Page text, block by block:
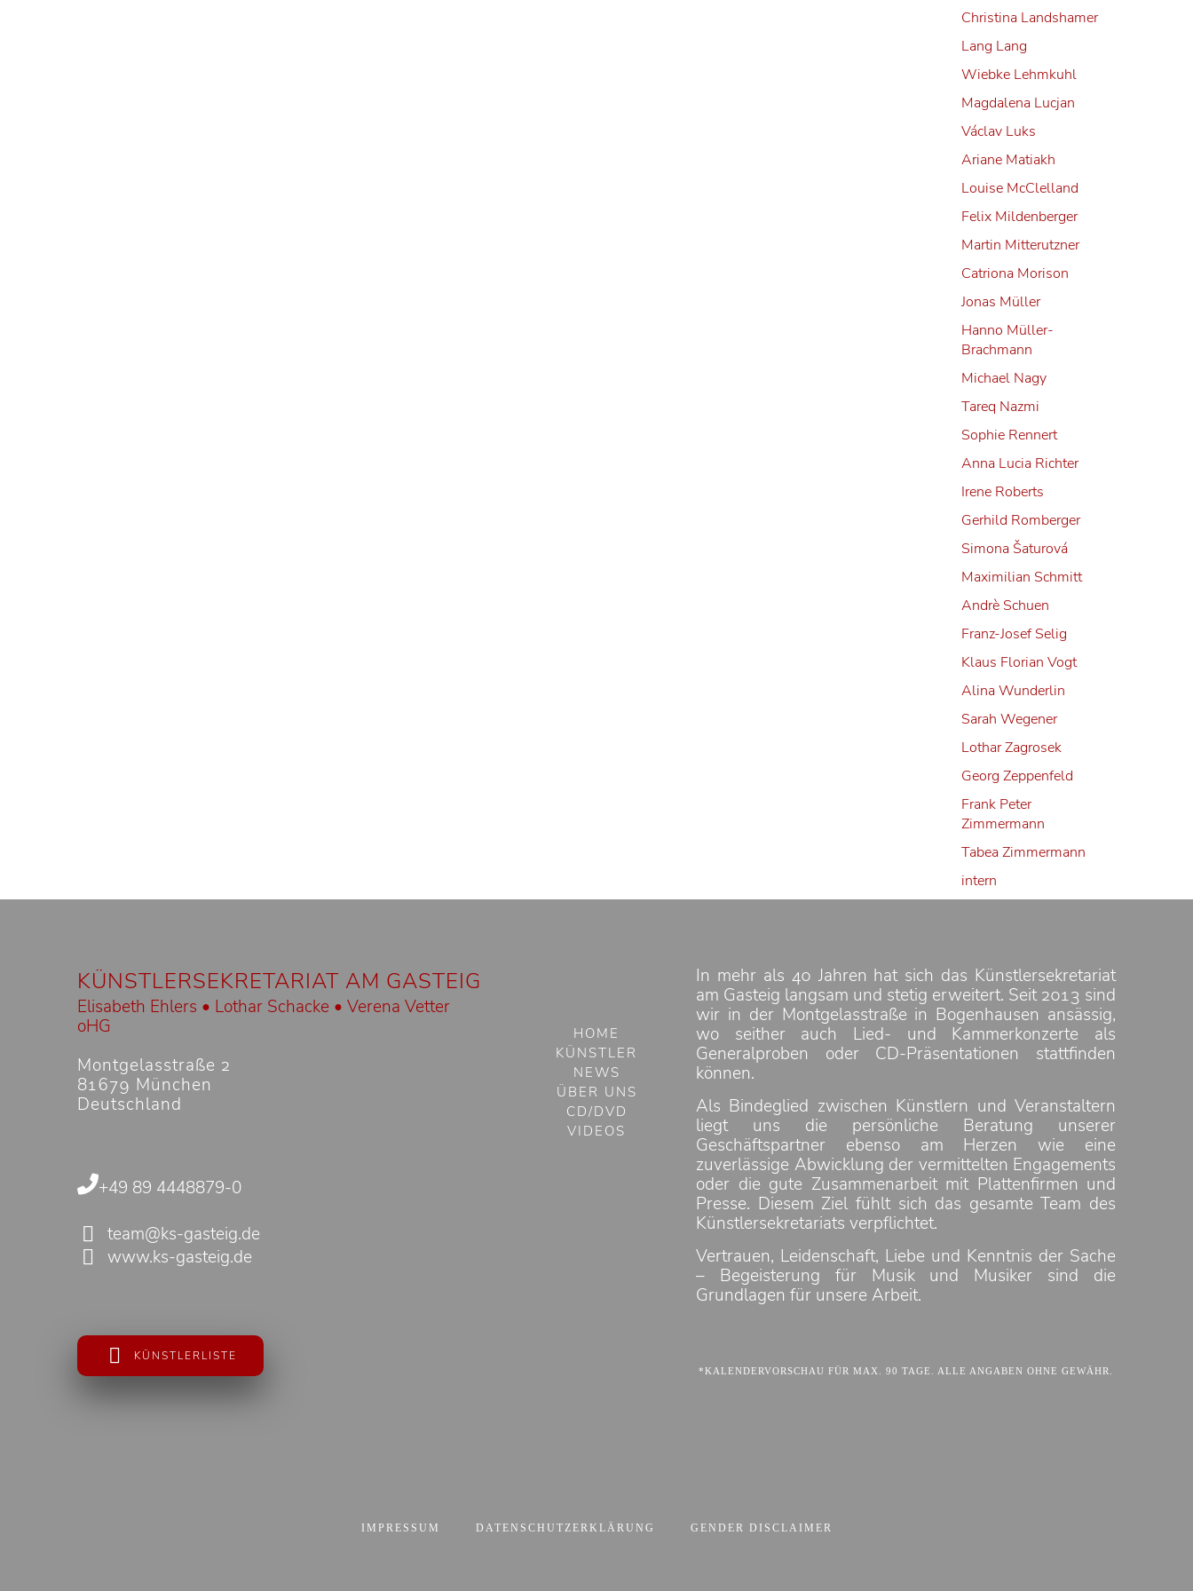
Christina Landshamer
Lang Lang
Wiebke Lehmkuhl
Magdalena Lucjan
Václav Luks
Ariane Matiakh
Louise McClelland
Felix Mildenberger
Martin Mitterutzner
Catriona Morison
Jonas Müller
Hanno Müller-
Brachmann
Michael Nagy
Tareq Nazmi
Sophie Rennert
Anna Lucia Richter
Irene Roberts
Gerhild Romberger
Simona Šaturová
Maximilian Schmitt
Andrè Schuen
Franz-Josef Selig
Klaus Florian Vogt
Alina Wunderlin
Sarah Wegener
Lothar Zagrosek
Georg Zeppenfeld
Frank Peter
Zimmermann
Tabea Zimmermann
intern
KÜNSTLERSEKRETARIAT AM GASTEIG
Elisabeth Ehlers • Lothar Schacke • Verena Vetter
oHG
Montgelasstraße 2
81679 München
Deutschland
+49 89 4448879-0
team@ks-gasteig.de
www.ks-gasteig.de
KÜNSTLERLISTE
HOME
KÜNSTLER
NEWS
ÜBER UNS
CD/DVD
VIDEOS
In mehr als 40 Jahren hat sich das Künstlersekretariat
am Gasteig langsam und stetig erweitert. Seit 2013 sind
wir in der Montgelasstraße in Bogenhausen ansässig,
wo seither auch Lied- und Kammerkonzerte als
Generalproben oder CD-Präsentationen stattfinden
können.
Als Bindeglied zwischen Künstlern und Veranstaltern
liegt uns die persönliche Beratung unserer
Geschäftspartner ebenso am Herzen wie eine
zuverlässige Abwicklung der vermittelten Engagements
oder die gute Zusammenarbeit mit Plattenfirmen und
Presse. Diesem Ziel fühlt sich das gesamte Team des
Künstlersekretariats verpflichtet.
Vertrauen, Leidenschaft, Liebe und Kenntnis der Sache
– Begeisterung für Musik und Musiker sind die
Grundlagen für unsere Arbeit.
*KALENDERVORSCHAU FÜR MAX. 90 TAGE. ALLE ANGABEN OHNE GEWÄHR.
IMPRESSUM DATENSCHUTZERKLÄRUNG GENDER DISCLAIMER